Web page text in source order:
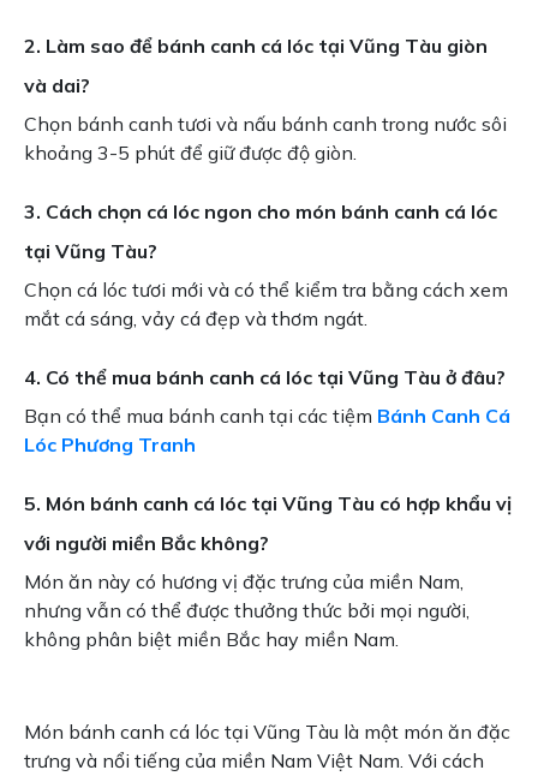
2. Làm sao để bánh canh cá lóc tại Vũng Tàu giòn
và dai?
Chọn bánh canh tươi và nấu bánh canh trong nước sôi
khoảng 3-5 phút để giữ được độ giòn.
3. Cách chọn cá lóc ngon cho món bánh canh cá lóc
tại Vũng Tàu?
Chọn cá lóc tươi mới và có thể kiểm tra bằng cách xem
mắt cá sáng, vảy cá đẹp và thơm ngát.
4. Có thể mua bánh canh cá lóc tại Vũng Tàu ở đâu?
Bạn có thể mua bánh canh tại các tiệm Bánh Canh Cá
Lóc Phương Tranh
5. Món bánh canh cá lóc tại Vũng Tàu có hợp khẩu vị
với người miền Bắc không?
Món ăn này có hương vị đặc trưng của miền Nam,
nhưng vẫn có thể được thưởng thức bởi mọi người,
không phân biệt miền Bắc hay miền Nam.
Món bánh canh cá lóc tại Vũng Tàu là một món ăn đặc
trưng và nổi tiếng của miền Nam Việt Nam. Với cách